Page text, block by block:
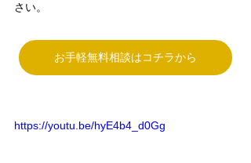
さい。
お手軽無料相談はコチラから
https://youtu.be/hyE4b4_d0Gg